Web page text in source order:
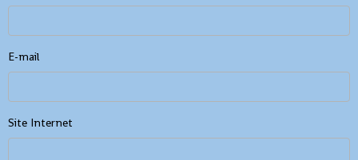
E-mail
Site Internet